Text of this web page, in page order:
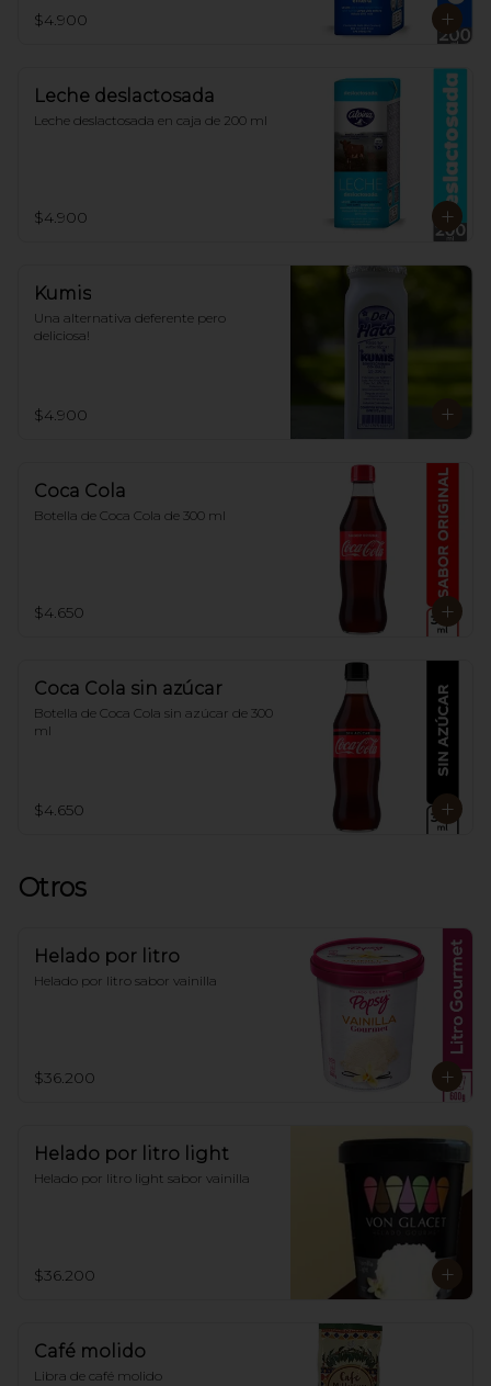
$4.900
Leche deslactosada
Leche deslactosada en caja de 200 ml
$4.900
Kumis
Una alternativa deferente pero
deliciosa!
$4.900
Coca Cola
Botella de Coca Cola de 300 ml
$4.650
Coca Cola sin azúcar
Botella de Coca Cola sin azúcar de 300
ml
$4.650
Otros
Helado por litro
Helado por litro sabor vainilla
$36.200
Helado por litro light
Helado por litro light sabor vainilla
$36.200
Café molido
Libra de café molido